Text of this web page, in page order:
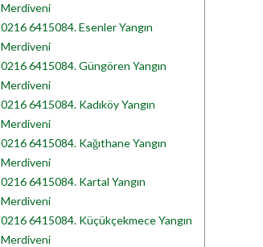
Merdiveni
0216 6415084. Esenler Yangın
Merdiveni
0216 6415084. Güngören Yangın
Merdiveni
0216 6415084. Kadıköy Yangın
Merdiveni
0216 6415084. Kağıthane Yangın
Merdiveni
0216 6415084. Kartal Yangın
Merdiveni
0216 6415084. Küçükçekmece Yangın
Merdiveni